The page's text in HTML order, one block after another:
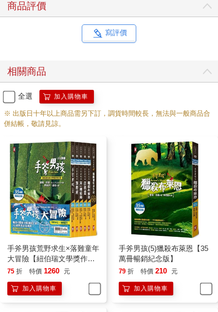
商品評價
寫評價
相關商品
全選 加入購物車
※ 出版日十年以上商品需另下訂，調貨時間較長，無法與一般商品合
併結帳，敬請見諒。
手斧男孩荒野求生×落難童年
大冒險【紐伯瑞文學獎作家
Gary Paulsen經典代表作．
冊)
75 折 特價 1260 元
加入購物車
手斧男孩(5)獵殺布萊恩【35
萬冊暢銷紀念版】
79 折 特價 210 元
加入購物車